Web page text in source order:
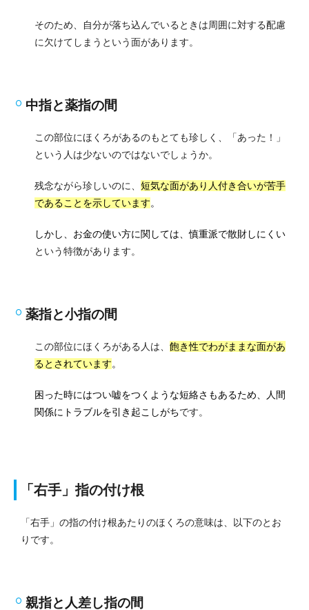
そのため、自分が落ち込んでいるときは周囲に対する配慮
に欠けてしまうという面があります。
中指と薬指の間
この部位にほくろがあるのもとても珍しく、「あった！」
という人は少ないのではないでしょうか。
残念ながら珍しいのに、 短気な面があり人付き合いが苦手
であることを示しています。
しかし、お金の使い方に関しては、慎重派で散財しにくい
という特徴があります。
薬指と小指の間
この部位にほくろがある人は、 飽き性でわがままな面があ
るとされています。
困った時にはつい嘘をつくような短絡さもあるため、人間
関係にトラブルを引き起こしがちです。
「右手」指の付け根
「右手」の指の付け根あたりのほくろの意味は、以下のとお
りです。
親指と人差し指の間